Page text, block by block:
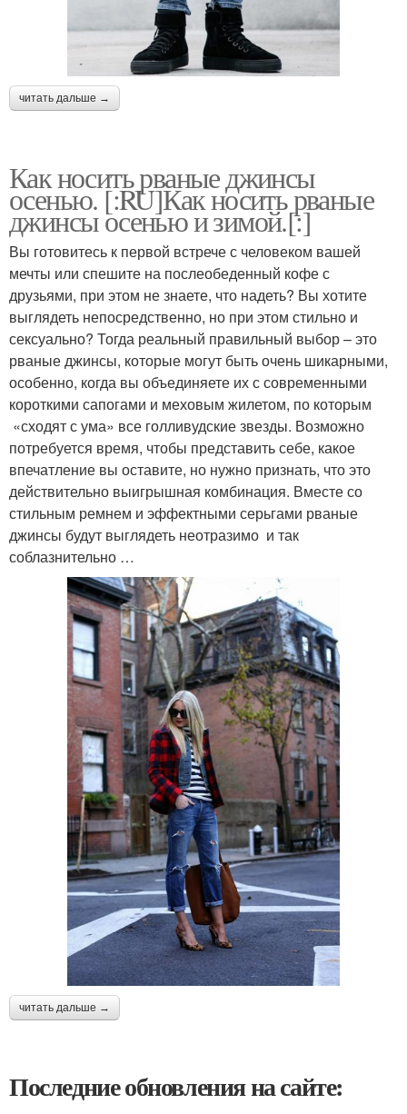
читать дальше →
Как носить рваные джинсы
осенью. [:RU]Как носить рваные
джинсы осенью и зимой.[:]
Вы готовитесь к первой встрече с человеком вашей
мечты или спешите на послеобеденный кофе с
друзьями, при этом не знаете, что надеть? Вы хотите
выглядеть непосредственно, но при этом стильно и
сексуально? Тогда реальный правильный выбор – это
рваные джинсы, которые могут быть очень шикарными,
особенно, когда вы объединяете их с современными
короткими сапогами и меховым жилетом, по которым
«сходят с ума» все голливудские звезды. Возможно
потребуется время, чтобы представить себе, какое
впечатление вы оставите, но нужно признать, что это
действительно выигрышная комбинация. Вместе со
стильным ремнем и эффектными серьгами рваные
джинсы будут выглядеть неотразимо и так
соблазнительно …
читать дальше →
Последние обновления на сайте: